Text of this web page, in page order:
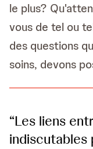
le plus?
vous de tel ou
des questions
soins, devons
“Les liens
indiscutables